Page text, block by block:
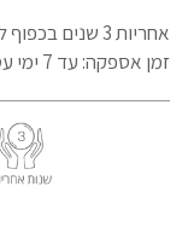
אחריות 3 שנים בכפוף לתעודת אחריות
זמן אספקה: עד 7 ימי עסקים